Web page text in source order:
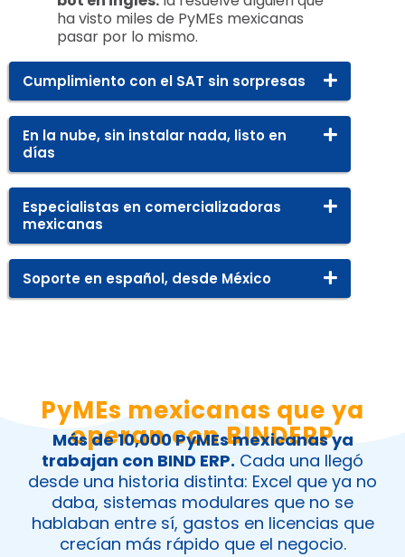
ha visto miles de PyMEs mexicanas
pasar por lo mismo.
Cumplimiento con el SAT sin sorpresas
En la nube, sin instalar nada, listo en
días
Especialistas en comercializadoras
mexicanas
Soporte en español, desde México
PyMEs mexicanas que ya
operan con BINDERP
Más de 10,000 PyMEs mexicanas ya
trabajan con BIND ERP. Cada una llegó
desde una historia distinta: Excel que ya no
daba, sistemas modulares que no se
hablaban entre sí, gastos en licencias que
crecían más rápido que el negocio.